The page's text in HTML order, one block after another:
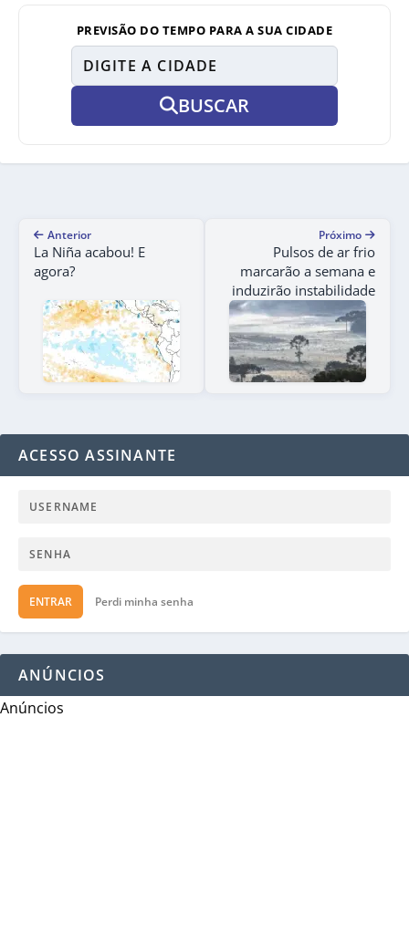
PREVISÃO DO TEMPO PARA A SUA CIDADE
BUSCAR
Anterior
La Niña acabou! E
agora?
Próximo
Pulsos de ar frio
marcarão a semana e
induzirão instabilidade
ACESSO ASSINANTE
ENTRAR Perdi minha senha
ANÚNCIOS
Anúncios